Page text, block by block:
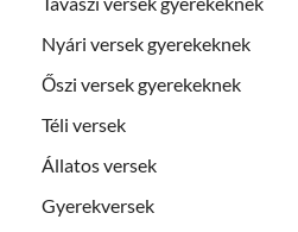
Nyári versek gyerekeknek
Őszi versek gyerekeknek
Téli versek
Állatos versek
Gyerekversek